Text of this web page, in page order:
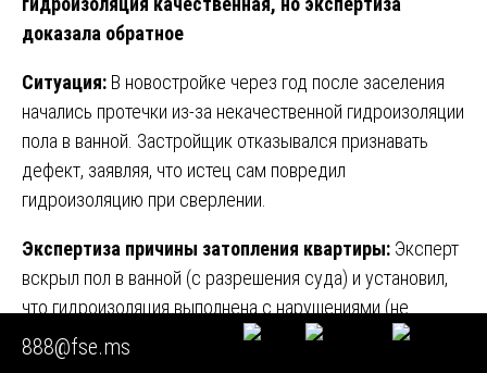
доказала обратное
Ситуация: В новостройке через год после заселения
начались протечки из-за некачественной гидроизоляции
пола в ванной. Застройщик отказывался признавать
дефект, заявляя, что истец сам повредил
гидроизоляцию при сверлении.
Экспертиза причины затопления квартиры: Эксперт
вскрыл пол в ванной (с разрешения суда) и установил,
что гидроизоляция выполнена с нарушениями (не
сплошной слой, не заведена на стены). Признаков
механического повреждения не обнаружено. Следов
888@fse.ms